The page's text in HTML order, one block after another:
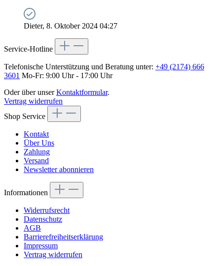
Dieter, 8. Oktober 2024 04:27
Service-Hotline
Telefonische Unterstützung und Beratung unter: +49 (2174) 666
3601 Mo-Fr: 9:00 Uhr - 17:00 Uhr
Oder über unserKontaktformular.
Vertrag widerrufen
Shop Service
Kontakt
Über Uns
Zahlung
Versand
Newsletter abonnieren
Informationen
Widerrufsrecht
Datenschutz
AGB
Barrierefreiheitserklärung
Impressum
Vertrag widerrufen